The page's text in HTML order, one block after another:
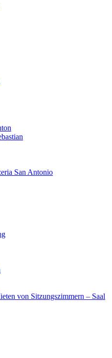
San Antonio
von Sitzungszimmern – Saal